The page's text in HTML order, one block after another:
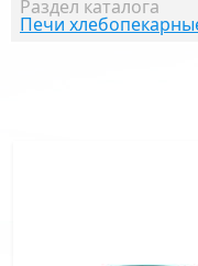
Раздел каталога
Печи